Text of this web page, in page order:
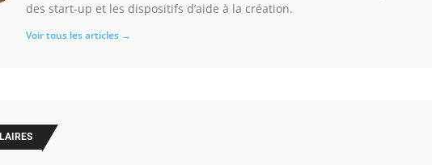
des start-up et les dispositifs d’aide à la création.
Voir tous les articles →